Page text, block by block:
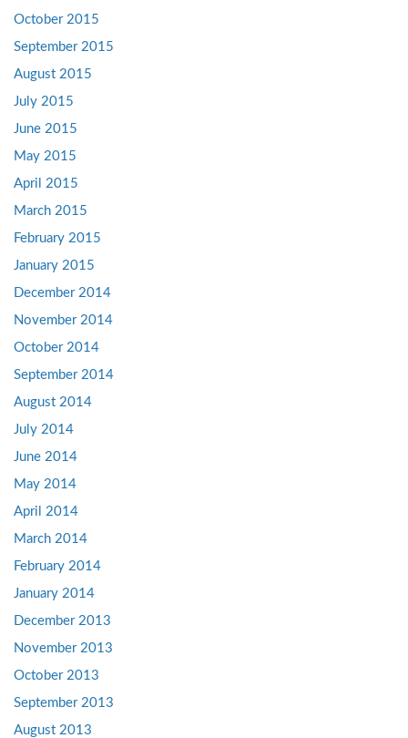
October 2015
September 2015
August 2015
July 2015
June 2015
May 2015
April 2015
March 2015
February 2015
January 2015
December 2014
November 2014
October 2014
September 2014
August 2014
July 2014
June 2014
May 2014
April 2014
March 2014
February 2014
January 2014
December 2013
November 2013
October 2013
September 2013
August 2013